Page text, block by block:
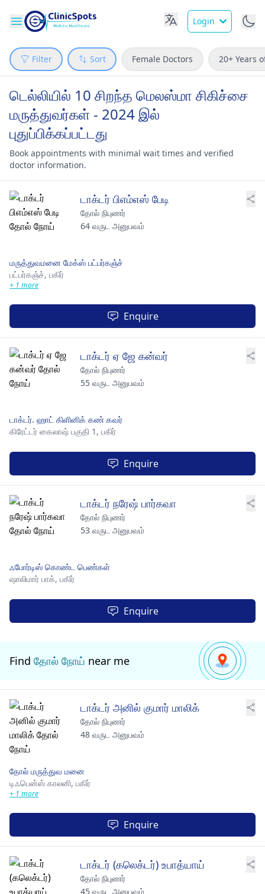
Login
Filter Sort Female Doctors 20+ Years
டெல்லியில் 10 சிறந்த மெலஸ்மா சிகிச்சை
மருத்துவர்கள் - 2024 இல்
புதுப்பிக்கப்பட்டது
Book appointments with minimal wait times and verified
doctor information.
டாக்டர் பிஎம்எஸ் பேடி
தோல் நிபுணர்
64 வருட அனுபவம்
மருத்துவமனை மேக்ஸ் பட்பர்கஞ்ச்
பட்பர்கஞ்ச், பகிர்
+ 1 more
Enquire
டாக்டர் ஏ ஜே கன்வர்
தோல் நிபுணர்
55 வருட அனுபவம்
டாக்டர். ஹாட் கிளினிக் கண் கவர்
கிரேட்டர் கைலாஷ் பகுதி 1, பகிர்
Enquire
டாக்டர் நரேஷ் பார்கவா
தோல் நிபுணர்
53 வருட அனுபவம்
ஃபோர்டிஸ் கொண்ட பெண்கள்
ஷாலிமார் பாக், பகிர்
Enquire
Find தோல் நோய் near me
டாக்டர் அனில் குமார் மாலிக்
தோல் நிபுணர்
48 வருட அனுபவம்
தோல் மருத்துவ மனை
டிஃபென்ஸ் காலனி, பகிர்
+ 1 more
Enquire
டாக்டர் (கலெக்டர்) உபாத்யாய்
தோல் நிபுணர்
45 வருட அனுபவம்